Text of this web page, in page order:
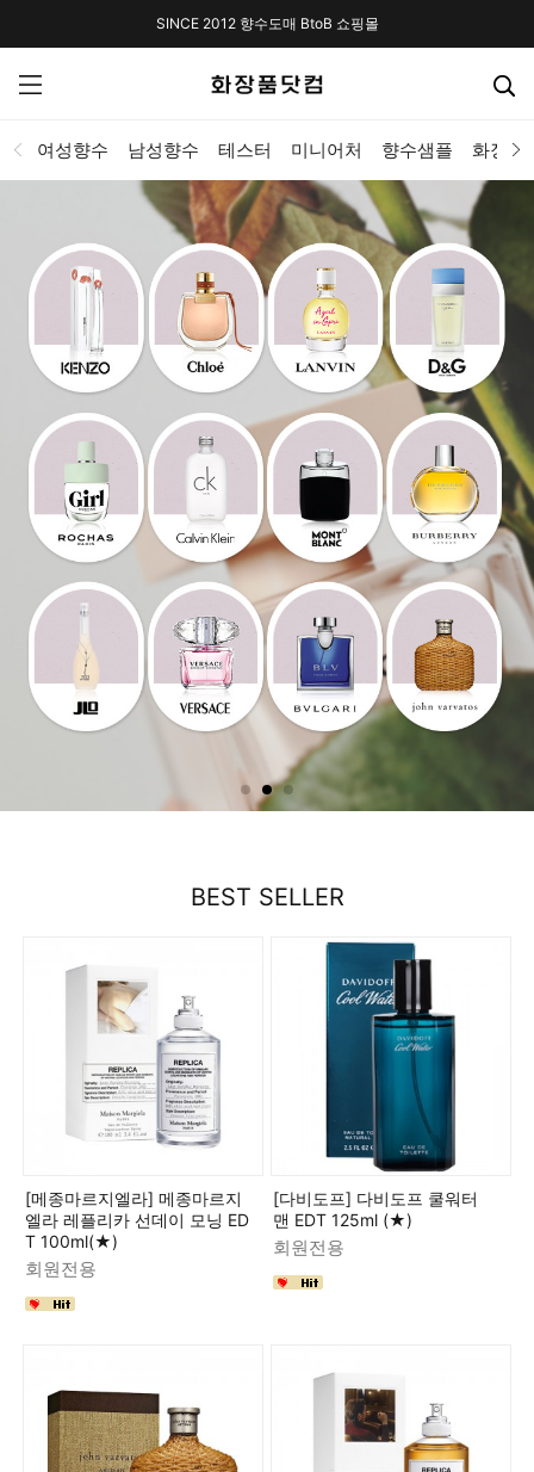
SINCE 2012 향수도매 BtoB 쇼핑몰
여성향수 남성향수 테스터 미니어처 향수샘플 화장품
BEST SELLER
[메종마르지엘라] 메종마르지
엘라 레플리카 선데이 모닝 ED
T 100ml(★)
회원전용
[다비도프] 다비도프 쿨워터
맨 EDT 125ml (★)
회원전용